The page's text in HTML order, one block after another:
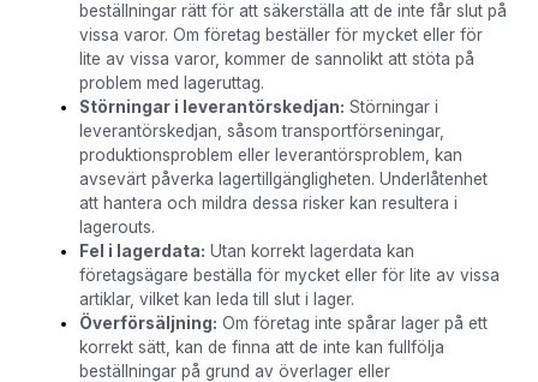
beställningar rätt för att säkerställa att de inte får slut på
vissa varor. Om företag beställer för mycket eller för
lite av vissa varor, kommer de sannolikt att stöta på
problem med lageruttag.
Störningar i leverantörskedjan: Störningar i
leverantörskedjan, såsom transportförseningar,
produktionsproblem eller leverantörsproblem, kan
avsevärt påverka lagertillgängligheten. Underlåtenhet
att hantera och mildra dessa risker kan resultera i
lagerouts.
Fel i lagerdata: Utan korrekt lagerdata kan
företagsägare beställa för mycket eller för lite av vissa
artiklar, vilket kan leda till slut i lager.
Överförsäljning: Om företag inte spårar lager på ett
korrekt sätt, kan de finna att de inte kan fullfölja
beställningar på grund av överlager eller